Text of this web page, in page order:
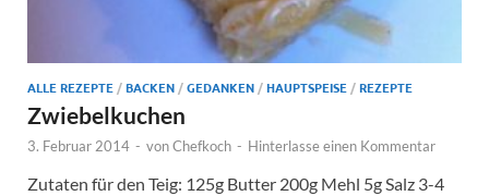
ALLE REZEPTE/BACKEN/GEDANKEN/HAUPTSPEISE/REZEPTE
Zwiebelkuchen
3. Februar 2014 - vonChefkoch - Hinterlasse einen Kommentar
Zutaten für den Teig: 125g Butter 200g Mehl 5g Salz 3-4